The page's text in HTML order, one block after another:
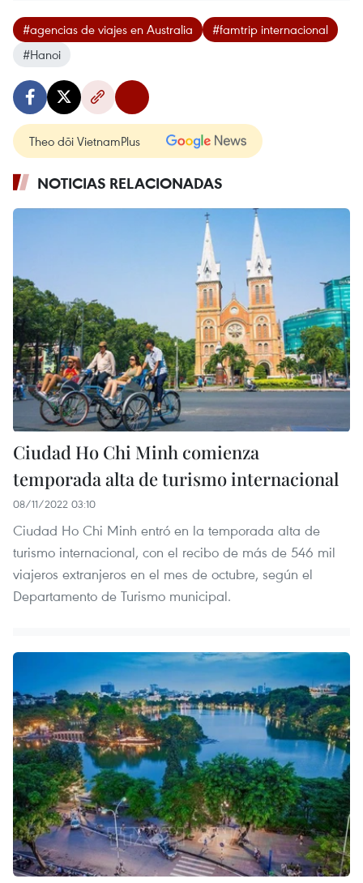
#agencias de viajes en Australia
#famtrip internacional
#Hanoi
Theo dõi VietnamPlus
NOTICIAS RELACIONADAS
Ciudad Ho Chi Minh comienza
temporada alta de turismo internacional
08/11/2022 03:10
Ciudad Ho Chi Minh entró en la temporada alta de
turismo internacional, con el recibo de más de 546 mil
viajeros extranjeros en el mes de octubre, según el
Departamento de Turismo municipal.